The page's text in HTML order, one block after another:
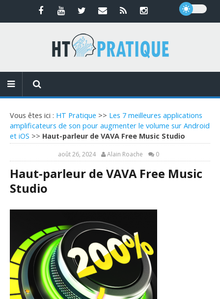
Vous êtes ici : HT Pratique >> Les 7 meilleures applications
amplificateurs de son pour augmenter le volume sur Android
et iOS >> Haut-parleur de VAVA Free Music Studio
août 26, 2024 Alain Roache 0
Haut-parleur de VAVA Free Music
Studio